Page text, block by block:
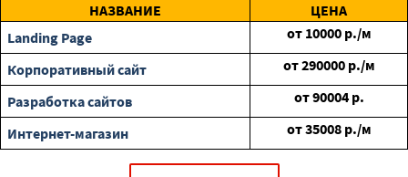
НАЗВАНИЕ
ЦЕНА
Landing Page
от 10000 р./м
Корпоративный сайт
от290000 р./м
Разработка сайтов
от90004 р.
Интернет-магазин
от35008 р./м